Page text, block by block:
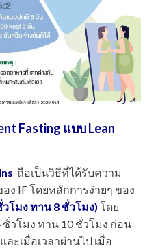
Fasting แบบ Lean
ถือเป็นวิธีที่ได้รับความ
IF โดยหลักการง่ายๆ ของ
โมง ทาน 8 ชั่วโมง) โดย
ชั่วโมง ทาน 10 ชั่วโมง ก่อน
ะเมื่อเวลาผ่านไป เมื่อ